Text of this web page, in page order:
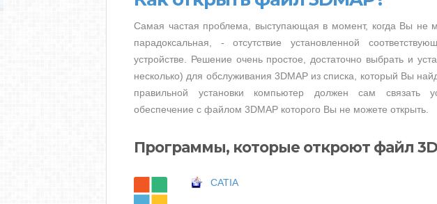
Самая частая проблема, выступающая в момент, когда Вы не
парадоксальная, - отсутствие установленной
устройстве. Решение очень простое, достаточно выбрать и
несколько) для обслуживания 3DMAP из списка, который Вы
правильной установки компьютер должен сам связать
обеспечение с файлом 3DMAP которого Вы не можете открыть.
Программы, которые откроют файл
CATIA